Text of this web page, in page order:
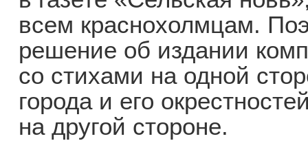
всем краснохолмцам.
решение об издании
со стихами на одной
города и его
на другой стороне.